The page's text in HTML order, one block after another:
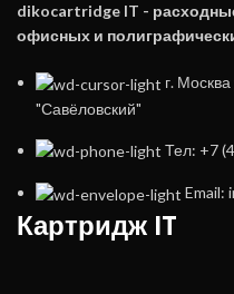
dikocartridge IT -
офисных и
г.
"Савёловский"
Тел: +7
Email:
Картридж IT